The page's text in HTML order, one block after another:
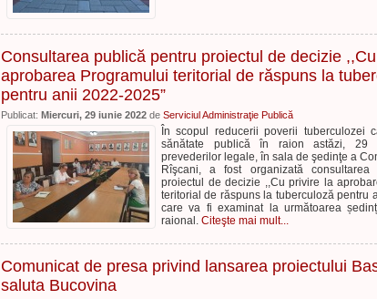
Consultarea publică pentru proiectul de decizie
aprobarea Programului teritorial de răspuns la
pentru anii 2022-2025”
Publicat: Miercuri, 29 iunie 2022 de Serviciul Administraţie Publică
În scopul reducerii poverii tuberculozei
sănătate publică în raion astăzi, 29
prevederilor legale, în sala de şedinţe a
Rîşcani, a fost organizată consultarea
proiectul de decizie ,,Cu privire la
teritorial de răspuns la tuberculoză pentru
care va fi examinat la următoarea
raional. Citeşte mai mult...
Comunicat de presa privind lansarea proiectului
saluta Bucovina